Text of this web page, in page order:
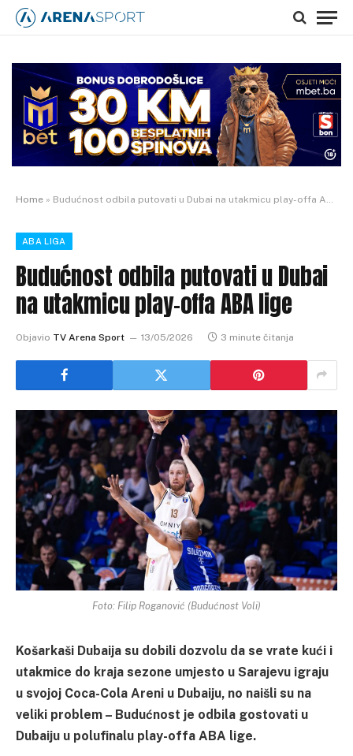
Home » Budućnost odbila putovati u Dubai na utakmicu play-offa ABA lige
ABA LIGA
Budućnost odbila putovati u Dubai
na utakmicu play-offa ABA lige
Objavio TV Arena Sport 13/05/2026 3 minute čitanja
Foto: Filip Roganović (Budućnost Voli)
Košarkaši Dubaija su dobili dozvolu da se vrate kući i
utakmice do kraja sezone umjesto u Sarajevu igraju
u svojoj Coca-Cola Areni u Dubaiju, no naišli su na
veliki problem – Budućnost je odbila gostovati u
Dubaiju u polufinalu play-offa ABA lige.